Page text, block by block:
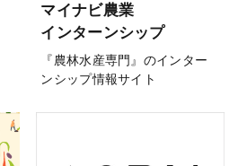
マイナビ農業
インターンシップ
『農林水産専門』のインター
ンシップ情報サイト